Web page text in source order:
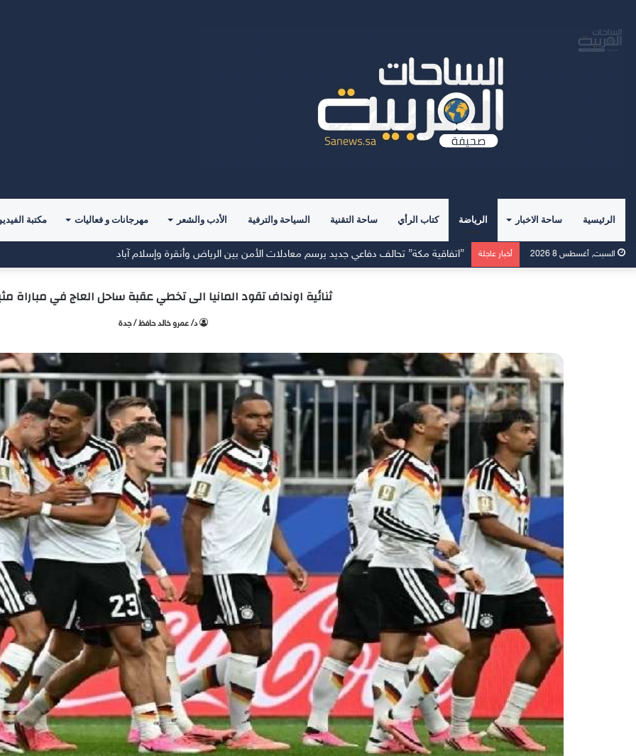
الرئيسية ساحة الاخبار الرياضة كتاب الرأي ساحة التقنية السياحة والترفية الأدب والشعر مهرجانات و فعاليات مكتبة
السبت, أغسطس 8 2026 أخبار عاجلة ”اتفاقية مكة” تحالف دفاعي جديد يرسم معادلات الأمن بين الرياض وأنقرة وإسلام آباد
ثنائية اونداف تقود المانيا الى تخطي عقبة ساحل العاج في مباراة
د/ عمرو خالد حافظ / جدة